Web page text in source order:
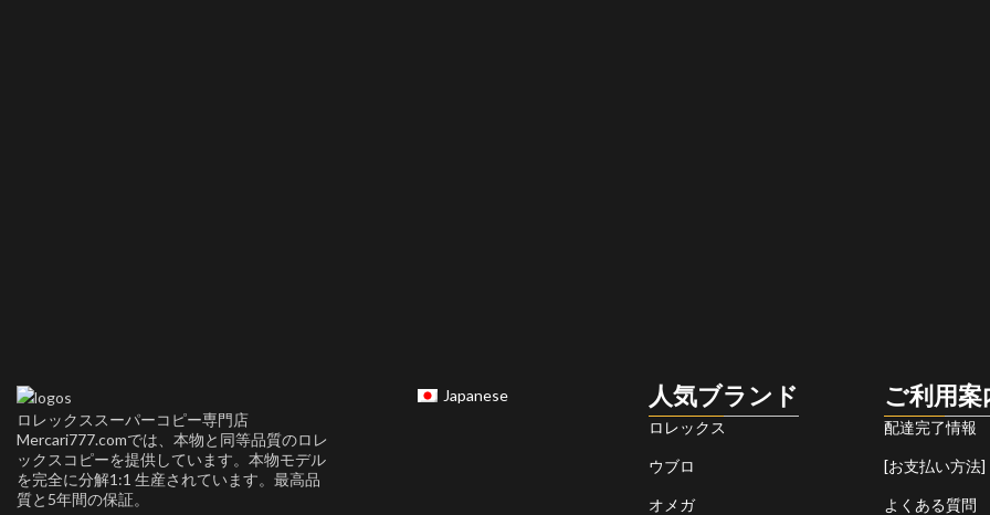
ロレックススーパーコピー専門店
Mercari777.comでは、本物と同等品質のロレ
ックスコピーを提供しています。本物モデル
を完全に分解1:1 生産されています。最高品
質と5年間の保証。
Japanese 人気ブランド
ロレックス
ウブロ
オメガ
ご利用案
配達完了情報
[お支払い方法]
よくある質問